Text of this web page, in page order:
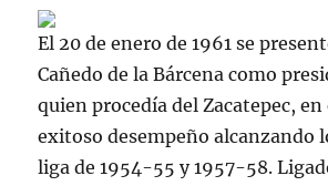
El 20 de enero de 1961 se
Cañedo de la Bárcena como
quien procedía del Zacatepec,
exitoso desempeño alcanzando
liga de 1954-55 y 1957-58.